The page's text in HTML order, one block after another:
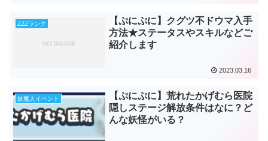
ZZZランク
【ぷにぷに】クグツ不ドウマ入手
方法★ステータスやスキルなどご
紹介します
2023.03.16
妖魔人イベント
【ぷにぷに】荒れたかげむら医院
隠しステージ解放条件はなに？ど
んな妖怪がいる？